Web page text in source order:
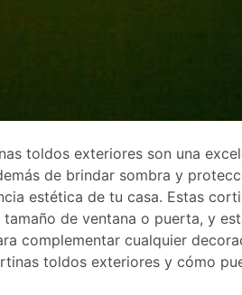
toldos exteriores son una
de brindar sombra y
estética de tu casa. Estas
tamaño de ventana o puerta, y
complementar cualquier
toldos exteriores y cómo